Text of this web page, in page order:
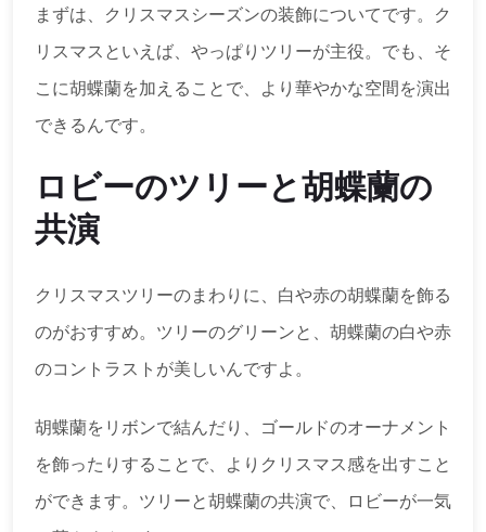
まずは、クリスマスシーズンの装飾についてです。ク
リスマスといえば、やっぱりツリーが主役。でも、そ
こに胡蝶蘭を加えることで、より華やかな空間を演出
できるんです。
ロビーのツリーと胡蝶蘭の
共演
クリスマスツリーのまわりに、白や赤の胡蝶蘭を飾る
のがおすすめ。ツリーのグリーンと、胡蝶蘭の白や赤
のコントラストが美しいんですよ。
胡蝶蘭をリボンで結んだり、ゴールドのオーナメント
を飾ったりすることで、よりクリスマス感を出すこと
ができます。ツリーと胡蝶蘭の共演で、ロビーが一気